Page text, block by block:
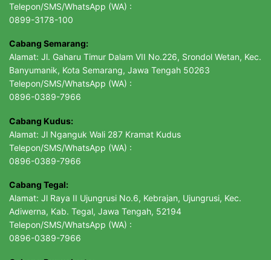
Telepon/SMS/WhatsApp (WA) :
0899-3178-100
Cabang Semarang:
Alamat: Jl. Gaharu Timur Dalam VII No.226, Srondol Wetan, Kec.
Banyumanik, Kota Semarang, Jawa Tengah 50263
Telepon/SMS/WhatsApp (WA) :
0896-0389-7966
Cabang Kudus:
Alamat: Jl Nganguk Wali 287 Kramat Kudus
Telepon/SMS/WhatsApp (WA) :
0896-0389-7966
Cabang Tegal:
Alamat: Jl Raya II Ujungrusi No.6, Kebrajan, Ujungrusi, Kec.
Adiwerna, Kab. Tegal, Jawa Tengah, 52194
Telepon/SMS/WhatsApp (WA) :
0896-0389-7966